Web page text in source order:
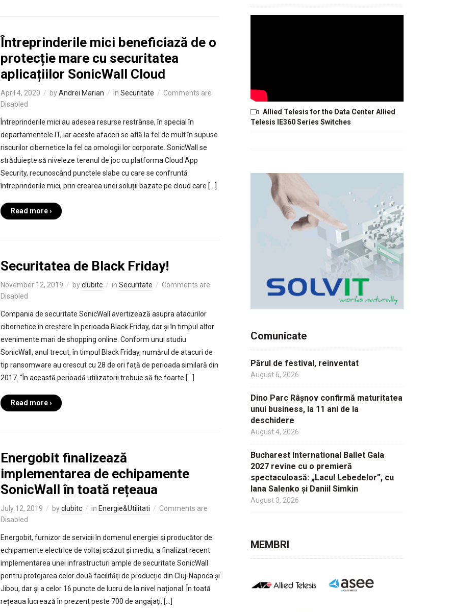
Întreprinderile mici beneficiază de o
protecție mare cu securitatea
aplicațiilor SonicWall Cloud
April 4, 2020 byAndrei Marian in Securitate
Comments are
Disabled
Întreprinderile mici au adesea resurse restrânse, în special în
departamentele IT, iar aceste afaceri se află la fel de mult în supuse
riscurilor cibernetice la fel ca omologii lor corporate. SonicWall se
străduiește să niveleze terenul de joc cu platforma Cloud App
Security, recunoscând punctele slabe cu care se confruntă
întreprinderile mici, prin crearea unei soluții bazate pe cloud care […]
Read more ›
Securitatea de Black Friday!
November 12, 2019 byclubitc in Securitate
Comments are
Disabled
Compania de securitate SonicWall avertizează asupra atacurilor
cibernetice în creștere în perioada Black Friday, dar și în timpul altor
evenimente mari de shopping online. Conform unui studiu
SonicWall, anul trecut, în timpul Black Friday, numărul de atacuri de
tip ransomware au crescut cu 28 de ori față de perioada similară din
2017. “În această perioadă utilizatorii trebuie să fie foarte […]
Read more ›
Energobit finalizează
implementarea de echipamente
SonicWall în toată rețeaua
July 12, 2019 byclubitc in Energie&Utilitati
Comments are
Disabled
Energobit, furnizor de servicii în domenul energiei și producător de
echipamente electrice de voltaj scăzut și mediu, a finalizat recent
implementarea unei infrastructuri ample de securitate SonicWall
pentru protejarea celor două facilități de producție din Cluj-Napoca și
Jibou, dar și a celor 16 puncte de lucru de la nivel național. În toată
rețeaua lucrează în prezent peste 700 de angajați, […]
Allied Telesis for the Data Center Allied
Telesis IE360 Series Switches
Comunicate
Părul de festival, reinventat
August 6, 2026
Dino Parc Râșnov confirmă maturitatea
unui business, la 11 ani de la
deschidere
August 4, 2026
Bucharest International Ballet Gala
2027 revine cu o premieră
spectaculoasă: „Lacul Lebedelor”, cu
Iana Salenko și Daniil Simkin
August 3, 2026
MEMBRI